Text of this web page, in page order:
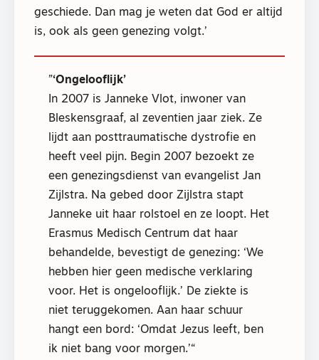
geschiede. Dan mag je weten dat God er altijd
is, ook als geen genezing volgt.’
‘Ongelooflijk’
In 2007 is Janneke Vlot, inwoner van
Bleskensgraaf, al zeventien jaar ziek. Ze
lijdt aan posttraumatische dystrofie en
heeft veel pijn. Begin 2007 bezoekt ze
een genezingsdienst van evangelist Jan
Zijlstra. Na gebed door Zijlstra stapt
Janneke uit haar rolstoel en ze loopt. Het
Erasmus Medisch Centrum dat haar
behandelde, bevestigt de genezing: ‘We
hebben hier geen medische verklaring
voor. Het is ongelooflijk.’ De ziekte is
niet teruggekomen. Aan haar schuur
hangt een bord: ‘Omdat Jezus leeft, ben
ik niet bang voor morgen.’